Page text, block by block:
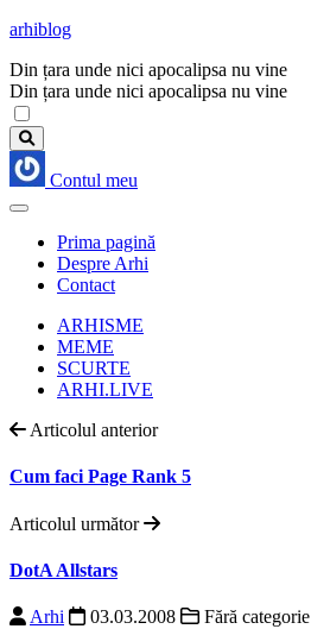
arhiblog
Din țara unde nici apocalipsa nu vine
Din țara unde nici apocalipsa nu vine
Contul meu
Prima pagină
Despre Arhi
Contact
ARHISME
MEME
SCURTE
ARHI.LIVE
Articolul anterior
Cum faci Page Rank 5
Articolul următor
DotA Allstars
Arhi 03.03.2008 Fără categorie